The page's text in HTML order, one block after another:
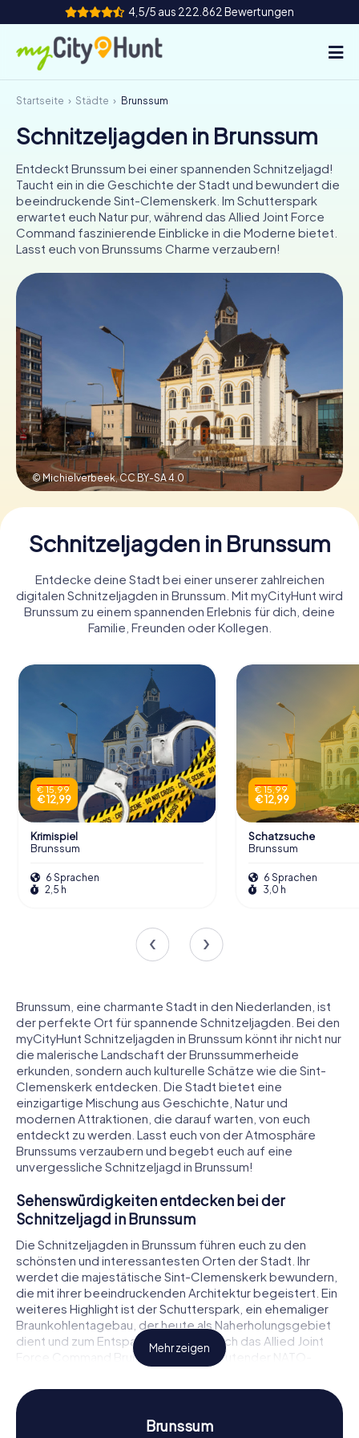
4,5/5 aus 222.862 Bewertungen
So funktioniert's
Städte
Touren
Teamevent
Tickets
UK
NL
Tickets buchen
Gutscheine bestellen
Startseite Städte Brunssum
Schnitzeljagden in Brunssum
Entdeckt Brunssum bei einer spannenden Schnitzeljagd!
Taucht ein in die Geschichte der Stadt und bewundert die
beeindruckende Sint-Clemenskerk. Im Schutterspark
erwartet euch Natur pur, während das Allied Joint Force
Command faszinierende Einblicke in die Moderne bietet.
Lasst euch von Brunssums Charme verzaubern!
© Michielverbeek,CC BY-SA 4.0
Schnitzeljagden in Brunssum
Entdecke deine Stadt bei einer unserer zahlreichen
digitalen Schnitzeljagden in Brunssum. Mit myCityHunt wird
Brunssum zu einem spannenden Erlebnis für dich, deine
Familie, Freunden oder Kollegen.
€ 15,99
€ 12,99
Krimispiel
Brunssum
6 Sprachen
2,5 h
€ 15,99
€ 12,99
Schatzsuche
Brunssum
6 Sprachen
3,0 h
Brunssum, eine charmante Stadt in den Niederlanden, ist
der perfekte Ort für spannende Schnitzeljagden. Bei den
myCityHunt Schnitzeljagden in Brunssum könnt ihr nicht nur
die malerische Landschaft der Brunssummerheide
erkunden, sondern auch kulturelle Schätze wie die Sint-
Clemenskerk entdecken. Die Stadt bietet eine
einzigartige Mischung aus Geschichte, Natur und
modernen Attraktionen, die darauf warten, von euch
entdeckt zu werden. Lasst euch von der Atmosphäre
Brunssums verzaubern und begebt euch auf eine
unvergessliche Schnitzeljagd in Brunssum!
Sehenswürdigkeiten entdecken bei der
Schnitzeljagd in Brunssum
Die Schnitzeljagden in Brunssum führen euch zu den
schönsten und interessantesten Orten der Stadt. Ihr
werdet die majestätische Sint-Clemenskerk bewundern,
die mit ihrer beeindruckenden Architektur begeistert. Ein
weiteres Highlight ist der Schutterspark, ein ehemaliger
Braunkohlentagebau, der heute als Naherholungsgebiet
dient und zum Entspannen einlädt. Auch das Allied Joint
Force Command Brunssum, ein bedeutender NATO-
Einblicke in die moderne Geschichte der Stadt. Während
der Schnitzeljagd löst ihr spannende Rätsel, die euch
tiefer in die Geschichte und Kultur von Brunssum
Mehr zeigen
Brunssum